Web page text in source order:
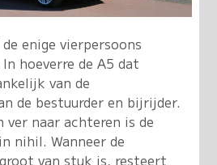
enige vierpersoons
hoeverre de A5 dat
van de
de bestuurder en bijrijder.
naar achteren is de
nihil. Wanneer de
van stuk is, resteert